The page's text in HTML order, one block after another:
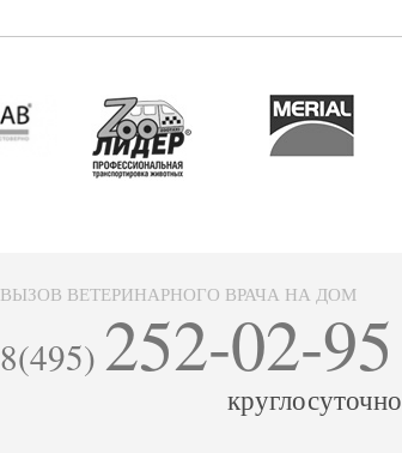
ВЫЗОВ ВЕТЕРИНАРНОГО ВРАЧА НА ДОМ
8(495) 252-02-95
круглосуточно